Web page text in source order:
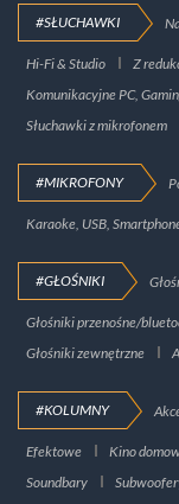
#SŁUCHAWKI
Hi-Fi & Studio Z
Komunikacyjne PC,
Słuchawki z mikrofonem
#MIKROFONY
Karaoke, USB,
#GŁOŚNIKI
Głośniki przenośne/
Głośniki zewnętrzne
#KOLUMNY
Efektowe Kino
Soundbary